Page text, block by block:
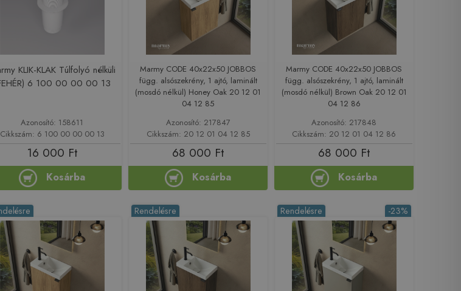
KLIK-KLAK Túlfolyó nélküli
6 100 00 00 00 13
Azonosító: 158611
Cikkszám: 6 100 00 00 00 13
16 000 Ft
Kosárba
Marmy CODE 40x22x50 JOBBOS
függ. alsószekrény, 1 ajtó, laminált
(mosdó nélkül) Honey Oak 20 12 01
04 12 85
Azonosító: 217847
Cikkszám: 20 12 01 04 12 85
68 000 Ft
Kosárba
Marmy CODE 40x22x50 JOBBOS
függ. alsószekrény, 1 ajtó, laminált
(mosdó nélkül) Brown Oak 20 12 01
04 12 86
Azonosító: 217848
Cikkszám: 20 12 01 04 12 86
68 000 Ft
Kosárba
Rendelésre -23%
Rendelésre